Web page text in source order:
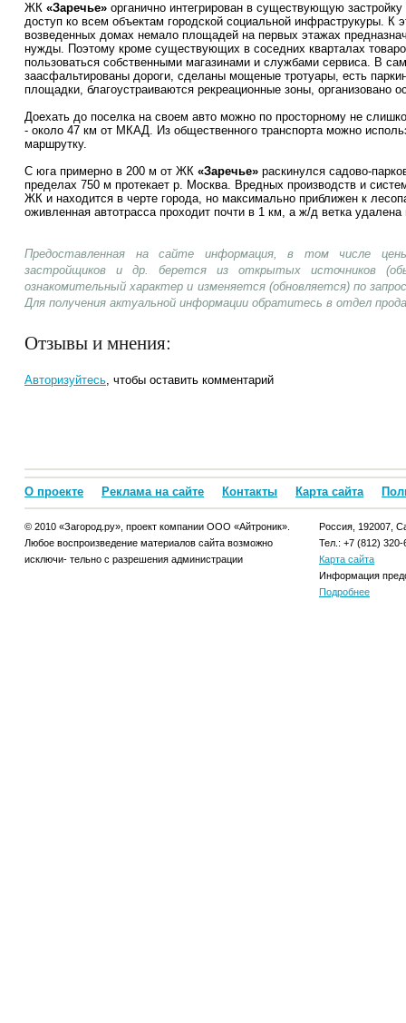
ЖК «Заречье» органично интегрирован в существующую
доступ ко всем объектам городской социальной инфраструкуры. К
возведенных домах немало площадей на первых этажах
нужды. Поэтому кроме существующих в соседних кварталах
пользоваться собственными магазинами и службами сервиса. В
заасфальтированы дороги, сделаны мощеные тротуары, есть
площадки, благоустраиваются рекреационные зоны, организовано
Доехать до поселка на своем авто можно по просторному не
- около 47 км от МКАД. Из общественного транспорта можно
маршрутку.
С юга примерно в 200 м от ЖК «Заречье» раскинулся садово-
пределах 750 м протекает р. Москва. Вредных производств и
ЖК и находится в черте города, но максимально приближен к
оживленная автотрасса проходит почти в 1 км, а ж/д ветка
Предоставленная на сайте информация, в том числе
застройщиков и др. берется из открытых источников
ознакомительный характер и изменяется (обновляется) по
Для получения актуальной информации обратитесь в отдел
Отзывы и мнения:
Авторизуйтесь, чтобы оставить комментарий
О проекте Реклама на сайте Контакты Карта сайта
© 2010 «Загород.ру», проект компании ООО «Айтроник».
Любое воспроизведение материалов сайта возможно
исключи- тельно с разрешения администрации
Россия, 192007,
Тел.: +7 (812) 320-
Карта сайта
Информация
Подробнее